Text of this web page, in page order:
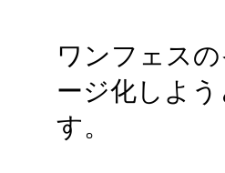
ワンフェス
ージ化しよ
す。